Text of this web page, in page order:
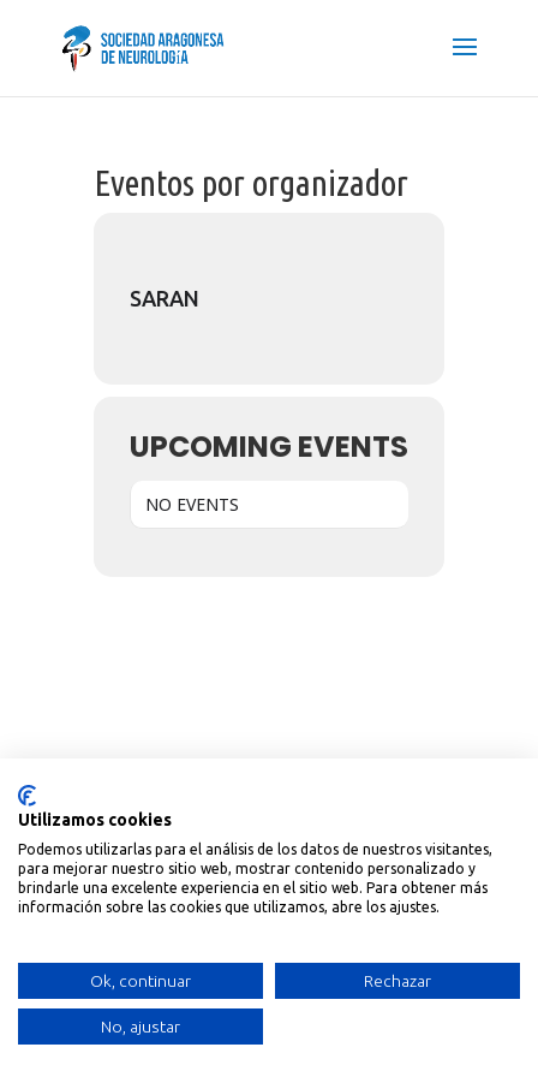
Eventos por organizador
SARAN
UPCOMING EVENTS
NO EVENTS
Utilizamos cookies
Podemos utilizarlas para el análisis de los datos de nuestros visitantes,
para mejorar nuestro sitio web, mostrar contenido personalizado y
brindarle una excelente experiencia en el sitio web. Para obtener más
información sobre las cookies que utilizamos, abre los ajustes.
Ok, continuar Rechazar
No, ajustar